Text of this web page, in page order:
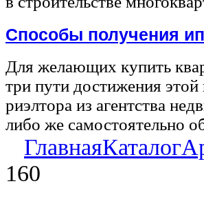
Способы получения
Для желающих купить
три пути достижения
риэлтора из агентства
либо же самостоятельно
ГлавнаяКаталог
160